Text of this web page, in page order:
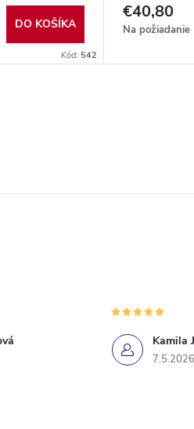
DO KOŠÍKA
Kód: 542
€40,80
Na požiadanie
Kamila
7.5.2026